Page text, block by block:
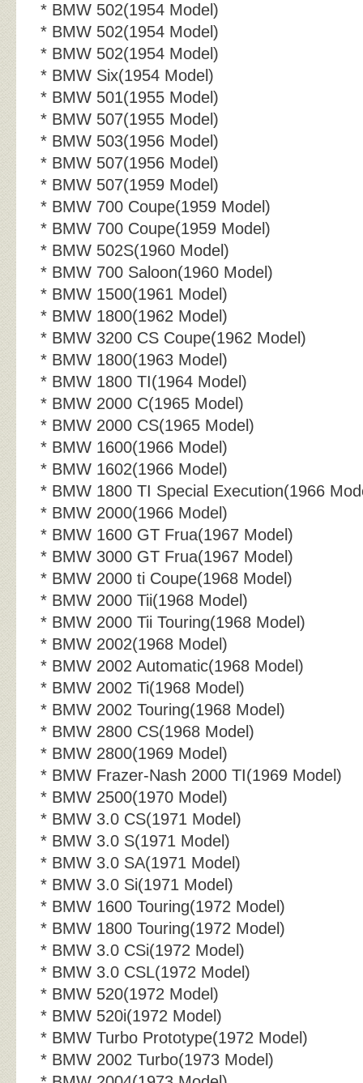
* BMW 502(1954 Model)
* BMW 502(1954 Model)
* BMW 502(1954 Model)
* BMW Six(1954 Model)
* BMW 501(1955 Model)
* BMW 507(1955 Model)
* BMW 503(1956 Model)
* BMW 507(1956 Model)
* BMW 507(1959 Model)
* BMW 700 Coupe(1959 Model)
* BMW 700 Coupe(1959 Model)
* BMW 502S(1960 Model)
* BMW 700 Saloon(1960 Model)
* BMW 1500(1961 Model)
* BMW 1800(1962 Model)
* BMW 3200 CS Coupe(1962 Model)
* BMW 1800(1963 Model)
* BMW 1800 TI(1964 Model)
* BMW 2000 C(1965 Model)
* BMW 2000 CS(1965 Model)
* BMW 1600(1966 Model)
* BMW 1602(1966 Model)
* BMW 1800 TI Special Execution(1966
* BMW 2000(1966 Model)
* BMW 1600 GT Frua(1967 Model)
* BMW 3000 GT Frua(1967 Model)
* BMW 2000 ti Coupe(1968 Model)
* BMW 2000 Tii(1968 Model)
* BMW 2000 Tii Touring(1968 Model)
* BMW 2002(1968 Model)
* BMW 2002 Automatic(1968 Model)
* BMW 2002 Ti(1968 Model)
* BMW 2002 Touring(1968 Model)
* BMW 2800 CS(1968 Model)
* BMW 2800(1969 Model)
* BMW Frazer-Nash 2000 TI(1969 Model)
* BMW 2500(1970 Model)
* BMW 3.0 CS(1971 Model)
* BMW 3.0 S(1971 Model)
* BMW 3.0 SA(1971 Model)
* BMW 3.0 Si(1971 Model)
* BMW 1600 Touring(1972 Model)
* BMW 1800 Touring(1972 Model)
* BMW 3.0 CSi(1972 Model)
* BMW 3.0 CSL(1972 Model)
* BMW 520(1972 Model)
* BMW 520i(1972 Model)
* BMW Turbo Prototype(1972 Model)
* BMW 2002 Turbo(1973 Model)